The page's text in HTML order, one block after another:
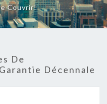
Couvrir!
De
Décennale